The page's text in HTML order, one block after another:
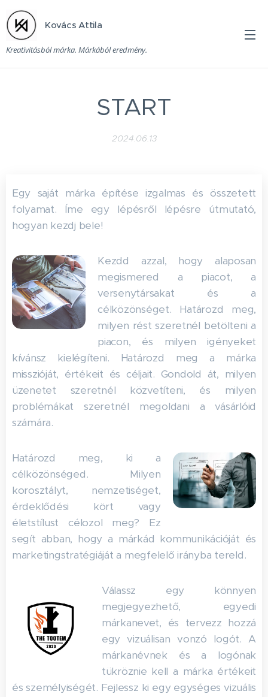
Kovács Attila
Kreativitásból márka. Márkából eredmény.
START
2024.06.13
Egy saját márka építése izgalmas és összetett
folyamat. Íme egy lépésről lépésre útmutató,
hogyan kezdj bele!
Kezdd azzal, hogy alaposan
megismered a piacot, a
versenytársakat és a
célközönséget. Határozd meg,
milyen rést szeretnél betölteni a
piacon, és milyen igényeket
kívánsz kielégíteni. Határozd meg a márka
misszióját, értékeit és céljait. Gondold át, milyen
üzenetet szeretnél közvetíteni, és milyen
problémákat szeretnél megoldani a vásárlóid
számára.
Határozd meg, ki a
célközönséged. Milyen
korosztályt, nemzetiséget,
érdeklődési kört vagy
életstílust célozol meg? Ez
segít abban, hogy a márkád kommunikációját és
marketingstratégiáját a megfelelő irányba tereld.
Válassz egy könnyen
megjegyezhető, egyedi
márkanevet, és tervezz hozzá
egy vizuálisan vonzó logót. A
márkanévnek és a logónak
tükröznie kell a márka értékeit
és személyiségét. Fejlessz ki egy egységes vizuális